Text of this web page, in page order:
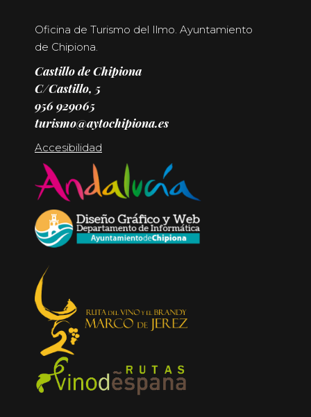
Oficina de Turismo del Ilmo. Ayuntamiento
de Chipiona.
Castillo de Chipiona
C/Castillo, 5
956 929065
turismo@aytochipiona.es
Accesibilidad